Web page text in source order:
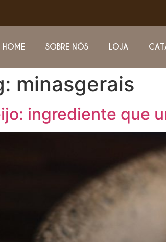
HOME SOBRE NÓS LOJA
minasgerais
ingrediente que